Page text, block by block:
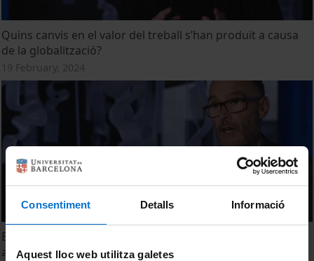
Consentiment Detalls Informació
Aquest lloc web utilitza galetes
Quins canvis en el valor del treball s’han produït a causa
de la globalització?
19 February, 2024
En què consisteix la desglobalització i quan ha tingut lloc
al llarg de la història?